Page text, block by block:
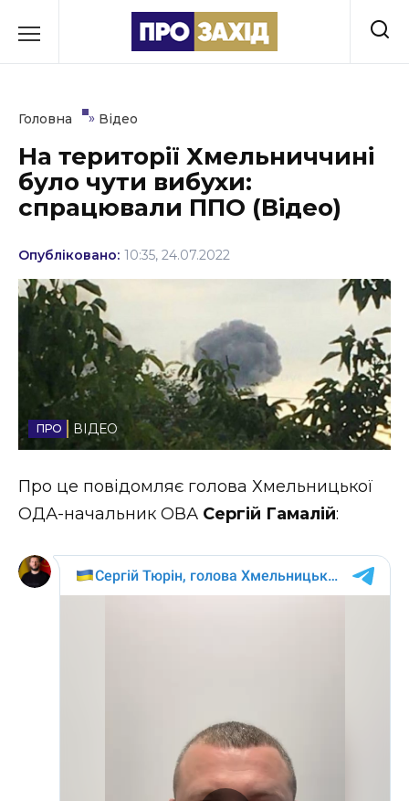
до
Культура
Освіта
Події
Політика
Соціум
Спорт
Стиль життя
Втрачений Ужгород (відеоверсія)
Головна » Відео
На території Хмельниччині
було чути вибухи:
спрацювали ППО (Відео)
Опубліковано: 10:35, 24.07.2022
ВІДЕО
Про це повідомляє голова Хмельницької
ОДА-начальник ОВА Сергій Гамалій: